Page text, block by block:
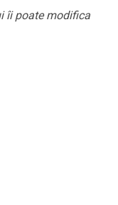
îi poate modifica